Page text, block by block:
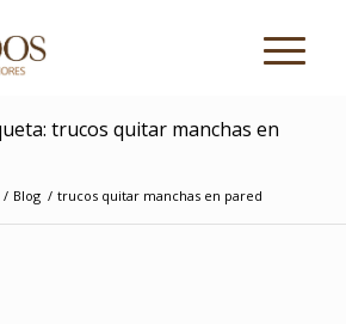
trucos quitar manchas en
/ Blog / trucos quitar manchas en pared